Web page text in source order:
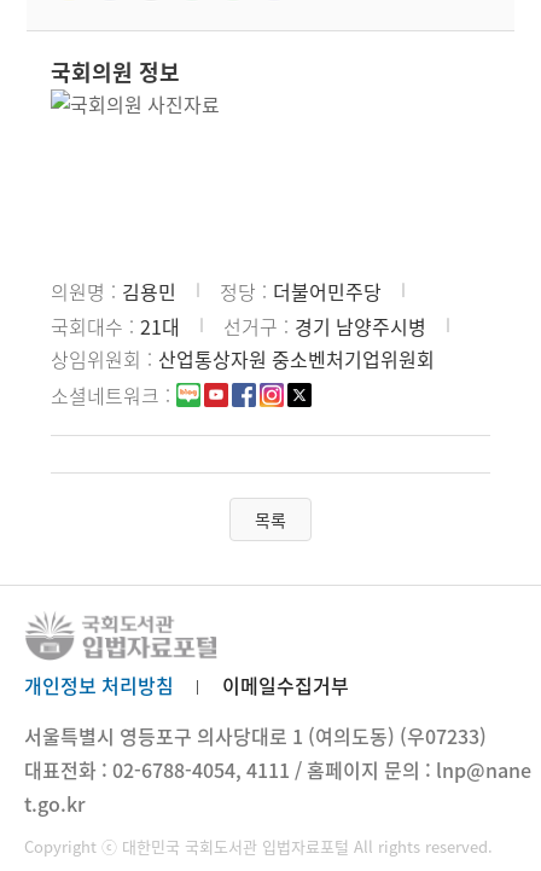
국회의원 정보
의원명 김용민 정당
더불어민주당
국회대수
21대 선거구
경기 남양주시병
상임위원회
산업통상자원 중소벤처기업위원회
소셜네트워크
목록
개인정보 처리방침
이메일수집거부
서울특별시 영등포구 의사당대로 1 (여의도동) (우07233)
대표전화 : 02-6788-4054, 4111 / 홈페이지 문의 : lnp@nane
t.go.kr
Copyright ⓒ 대한민국 국회도서관 입법자료포털 All rights reserved.